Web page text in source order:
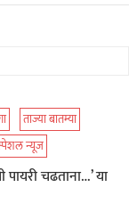
ताज्या बातम्या
न्यूज
चढताना…’ या